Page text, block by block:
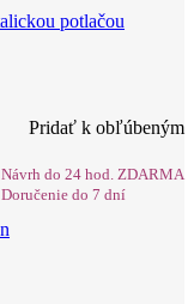
Pridať k obľúbeným
Návrh do 24 hod. ZDARMA
Doručenie do 7 dní